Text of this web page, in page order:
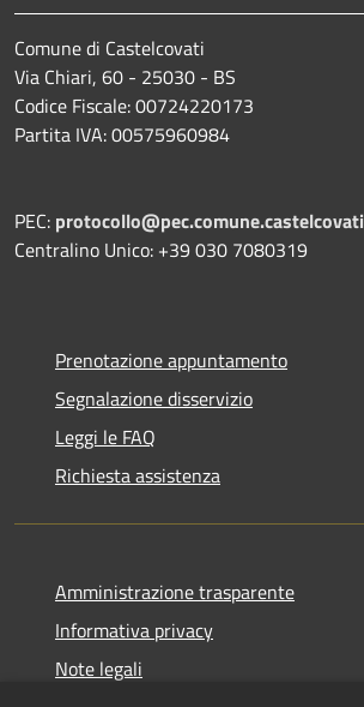
Comune di Castelcovati
Via Chiari, 60 - 25030 - BS
Codice Fiscale: 00724220173
Partita IVA: 00575960984
PEC:
Centralino Unico: +39 030 7080319
Prenotazione appuntamento
Segnalazione disservizio
Leggi le FAQ
Richiesta assistenza
Amministrazione trasparente
Informativa privacy
Note legali